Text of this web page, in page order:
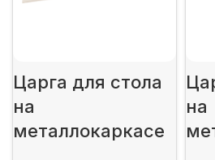
Царга для стола
на
металлокаркасе
на